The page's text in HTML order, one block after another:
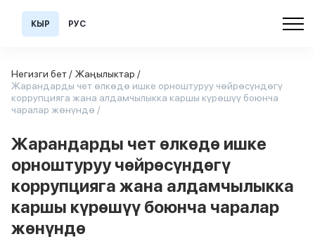
КЫР РУС
Негизги бет / Жаңылыктар /
Жарандарды чет өлкөдө ишке орноштуруу чөйрөсүндөгү
коррупцияга жана алдамчылыкка каршы күрөшүү боюнча
чаралар жөнүндө /
Жарандарды чет өлкөдө ишке
орноштуруу чөйрөсүндөгү
коррупцияга жана алдамчылыкка
каршы күрөшүү боюнча чаралар
жөнүндө